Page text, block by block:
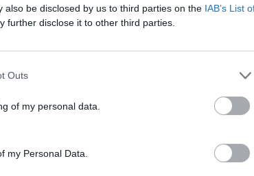
also be disclosed by us to third parties on the IAB’s List
further disclose it to other third parties.
Outs
of my personal data.
my Personal Data.